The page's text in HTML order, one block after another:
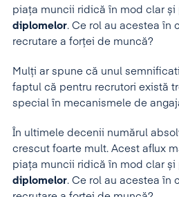
piața muncii ridică în mod clar și
diplomelor. Ce rol au acestea în
recrutare a forței de muncă?
Mulți ar spune că unul
faptul că pentru recrutori există
special în mecanismele de
În ultimele decenii numărul
crescut foarte mult. Acest aflux
piața muncii ridică în mod clar și
diplomelor. Ce rol au acestea în